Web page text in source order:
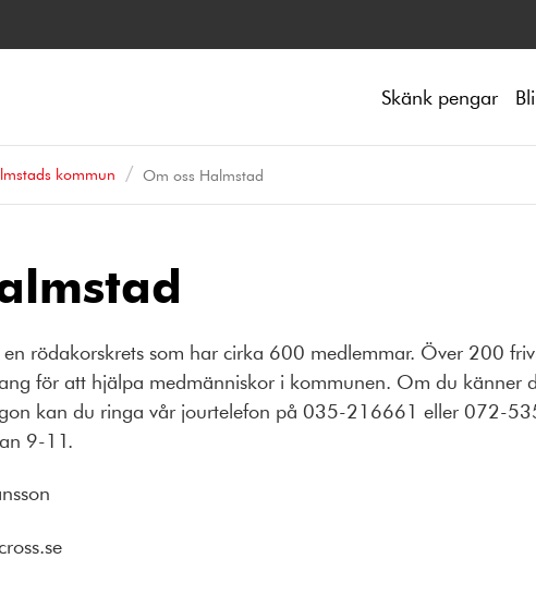
Skänk pengar
kommun Om oss Halmstad
rödakorskrets som har cirka 600 medlemmar. Över 200
för att hjälpa medmänniskor i kommunen. Om du känner
kan du ringa vår jourtelefon på 035-216661 eller 072-
9-11.